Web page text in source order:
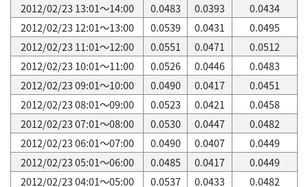
2012/02/23 13:01～14:00
0.0483 0.0393
0.0434
2012/02/23 12:01～13:00
0.0539 0.0431
0.0495
2012/02/23 11:01～12:00
0.0551 0.0471
0.0512
2012/02/23 10:01～11:00
0.0526 0.0446
0.0483
2012/02/23 09:01～10:00
0.0490 0.0417
0.0451
2012/02/23 08:01～09:00
0.0523 0.0421
0.0458
2012/02/23 07:01～08:00
0.0530 0.0447
0.0482
2012/02/23 06:01～07:00
0.0490 0.0407
0.0449
2012/02/23 05:01～06:00
0.0485 0.0417
0.0449
2012/02/23 04:01～05:00
0.0537 0.0433
0.0482